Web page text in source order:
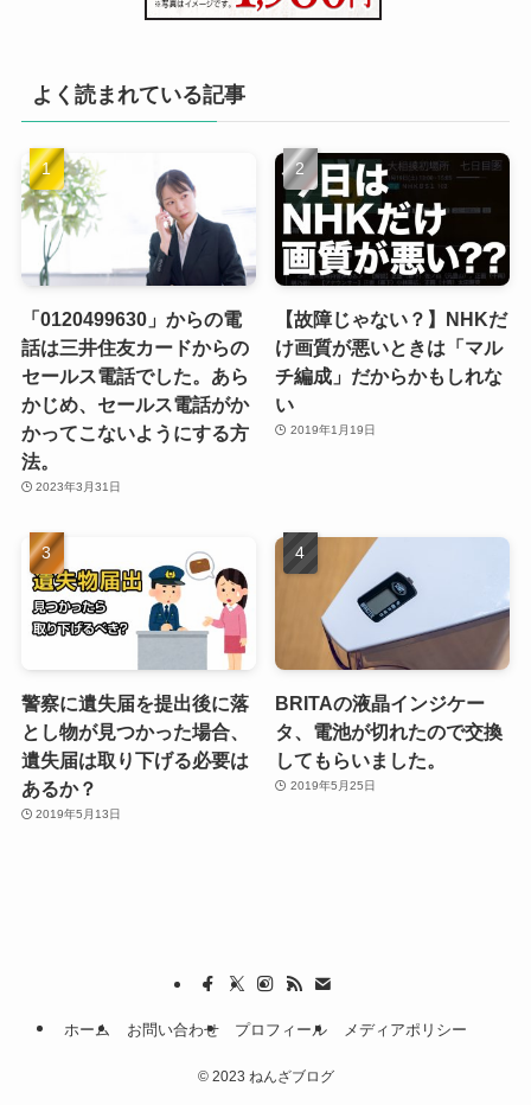
よく読まれている記事
「0120499630」からの電
話は三井住友カードからの
セールス電話でした。あら
かじめ、セールス電話がか
かってこないようにする方
法。
2023年3月31日
【故障じゃない？】NHKだ
け画質が悪いときは「マル
チ編成」だからかもしれな
い
2019年1月19日
警察に遺失届を提出後に落
とし物が見つかった場合、
遺失届は取り下げる必要は
あるか？
2019年5月13日
BRITAの液晶インジケー
タ、電池が切れたので交換
してもらいました。
2019年5月25日
ホーム お問い合わせ プロフィール メディアポリシー
©2023 ねんざブログ